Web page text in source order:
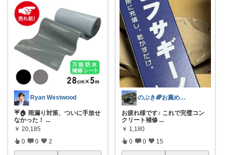
Ryan Westwood
☔️🏠 雨漏り対策、ついに手放せ
なかった！ ...
￥ 20,185
0 0 2
のぶき🌈お薦めの逸品です🥰ご安全に❕
お疲れ様です♪ これで完璧コン
クリート補修 ...
￥ 1,180
0 0 15